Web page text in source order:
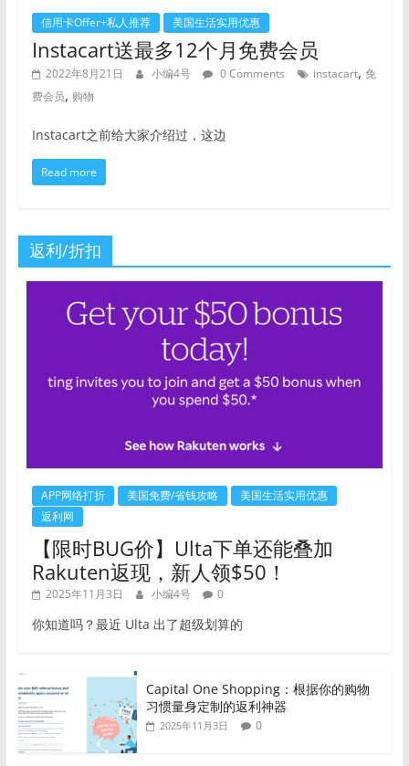
信用卡Offer+私人推荐 美国生活实用优惠
Instacart送最多12个月免费会员
2022年8月21日 小编4号 0 Comments instacart, 免
费会员, 购物
Instacart之前给大家介绍过，这边
Read more
返利/折扣
APP网络打折 美国免费/省钱攻略
美国生活实用优惠
返利网
【限时BUG价】Ulta下单还能叠加
Rakuten返现，新人领$50！
2025年11月3日 小编4号 0
你知道吗？最近 Ulta 出了超级划算的
Capital One Shopping：根据你的购物
习惯量身定制的返利神器
2025年11月3日 0